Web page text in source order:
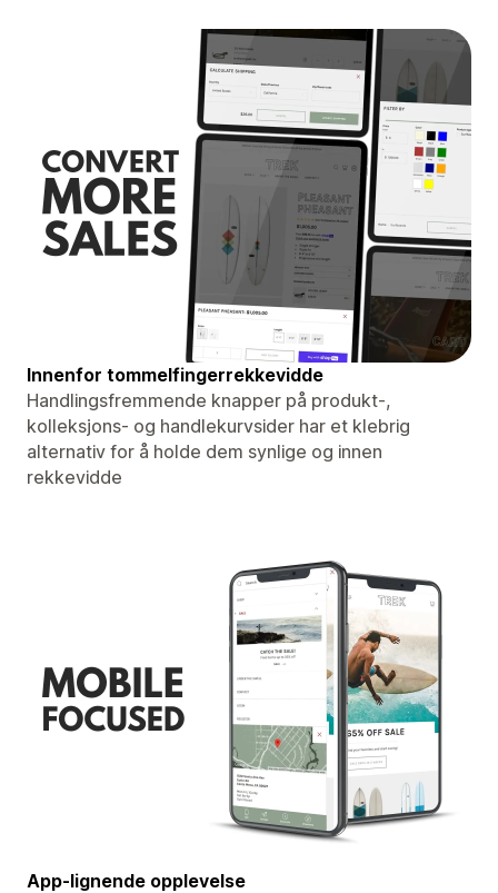
Innenfor tommelfingerrekkevidde
Handlingsfremmende knapper på produkt-,
kolleksjons- og handlekurvsider har et klebrig
alternativ for å holde dem synlige og innen
rekkevidde
App-lignende opplevelse